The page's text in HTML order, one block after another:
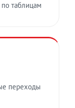
таблицам
переходы